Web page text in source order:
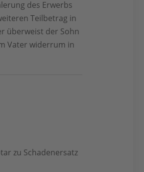
des Erwerbs
Teilbetrag in
überweist der Sohn
Vater widerrum in
zu Schadenersatz